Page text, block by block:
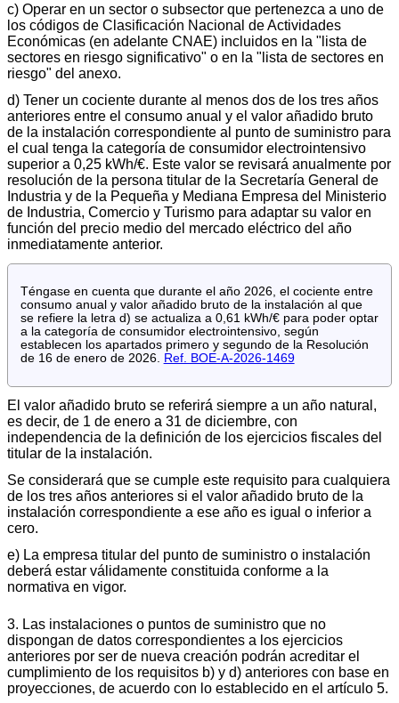
c) Operar en un sector o subsector que pertenezca a uno de
los códigos de Clasificación Nacional de Actividades
Económicas (en adelante CNAE) incluidos en la "lista de
sectores en riesgo significativo" o en la "lista de sectores en
riesgo" del anexo.
d) Tener un cociente durante al menos dos de los tres años
anteriores entre el consumo anual y el valor añadido bruto
de la instalación correspondiente al punto de suministro para
el cual tenga la categoría de consumidor electrointensivo
superior a 0,25 kWh/€. Este valor se revisará anualmente por
resolución de la persona titular de la Secretaría General de
Industria y de la Pequeña y Mediana Empresa del Ministerio
de Industria, Comercio y Turismo para adaptar su valor en
función del precio medio del mercado eléctrico del año
inmediatamente anterior.
Téngase en cuenta que durante el año 2026, el cociente entre
consumo anual y valor añadido bruto de la instalación al que
se refiere la letra d) se actualiza a 0,61 kWh/€ para poder optar
a la categoría de consumidor electrointensivo, según
establecen los apartados primero y segundo de la Resolución
de 16 de enero de 2026. Ref. BOE-A-2026-1469
El valor añadido bruto se referirá siempre a un año natural,
es decir, de 1 de enero a 31 de diciembre, con
independencia de la definición de los ejercicios fiscales del
titular de la instalación.
Se considerará que se cumple este requisito para cualquiera
de los tres años anteriores si el valor añadido bruto de la
instalación correspondiente a ese año es igual o inferior a
cero.
e) La empresa titular del punto de suministro o instalación
deberá estar válidamente constituida conforme a la
normativa en vigor.
3. Las instalaciones o puntos de suministro que no
dispongan de datos correspondientes a los ejercicios
anteriores por ser de nueva creación podrán acreditar el
cumplimiento de los requisitos b) y d) anteriores con base en
proyecciones, de acuerdo con lo establecido en el artículo 5.